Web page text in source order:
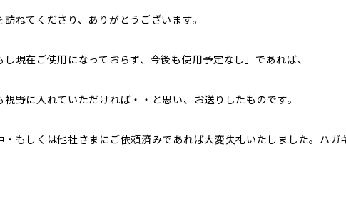
ねてくださり、ありがとうございます。
し現在ご使用になっておらず、今後も使用予定なし」であれば、
野に入れていただければ・・と思い、お送りしたものです。
・もしくは他社さまにご依頼済みであれば大変失礼いたしました。ハガ